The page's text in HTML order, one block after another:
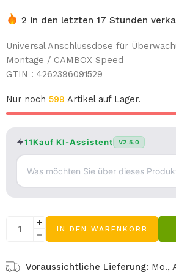
2 in den letzten 17 Stunden
Universal Anschlussdose für
Montage / CAMBOX Speed
GTIN : 4262396091529
Nur noch 599 Artikel auf Lager.
11Kauf KI-Assistent V2.5.0
IN DEN WARENKORB
Voraussichtliche Lieferung: Mo.,